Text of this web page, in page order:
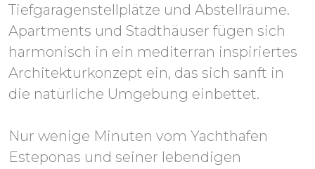
Tiefgaragenstellplätze und Abstellräume.
Apartments und Stadthäuser fügen sich
harmonisch in ein mediterran inspiriertes
Architekturkonzept ein, das sich sanft in
die natürliche Umgebung einbettet.
Nur wenige Minuten vom Yachthafen
Esteponas und seiner lebendigen